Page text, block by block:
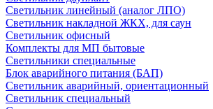
Светильник линейный (аналог ЛПО)
Светильник накладной ЖКХ, для саун
Светильник офисный
Комплекты для МП бытовые
Светильники специальные
Блок аварийного питания (БАП)
Светильник аварийный, ориентационный
Светильник специальный